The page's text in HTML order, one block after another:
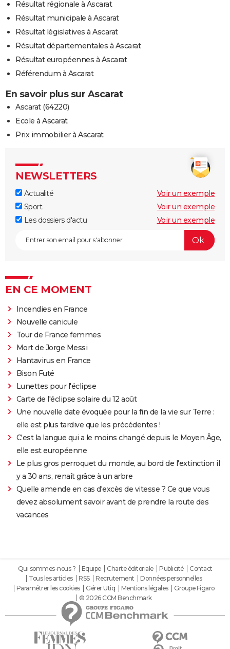
Résultat régionale à Ascarat
Résultat municipale à Ascarat
Résultat législatives à Ascarat
Résultat départementales à Ascarat
Résultat européennes à Ascarat
Référendum à Ascarat
En savoir plus sur Ascarat
Ascarat (64220)
Ecole à Ascarat
Prix immobilier à Ascarat
NEWSLETTERS
Actualité
Voir un exemple
Sport
Voir un exemple
Les dossiers d'actu
Voir un exemple
EN CE MOMENT
Incendies en France
Nouvelle canicule
Tour de France femmes
Mort de Jorge Messi
Hantavirus en France
Bison Futé
Lunettes pour l'éclipse
Carte de l'éclipse solaire du 12 août
Une nouvelle date évoquée pour la fin de la vie sur Terre :
elle est plus tardive que les précédentes !
C'est la langue qui a le moins changé depuis le Moyen Âge,
elle est européenne
Le plus gros perroquet du monde, au bord de l'extinction il
y a 30 ans, renaît grâce à un arbre
Quelle amende en cas d'excès de vitesse ? Ce que vous
devez absolument savoir avant de prendre la route des
vacances
Qui sommes-nous ? Equipe Charte éditoriale Publicité
Contact
Tous les articles
RSS Recrutement
Données personnelles
Paramétrer les cookies
Gérer Utiq Mentions légales
Groupe Figaro
© 2026 CCM Benchmark